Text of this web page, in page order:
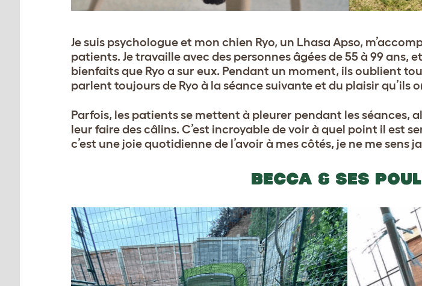
Je suis psychologue et mon chien Ryo, un Lhasa Apso,
patients. Je travaille avec des personnes âgées de 55 à 99 ans,
bienfaits que Ryo a sur eux. Pendant un moment, ils oublient
parlent toujours de Ryo à la séance suivante et du plaisir qu’ils
Parfois, les patients se mettent à pleurer pendant les séances,
leur faire des câlins. C’est incroyable de voir à quel point il est
c’est une joie quotidienne de l’avoir à mes côtés, je ne me sens
BECCA & SES